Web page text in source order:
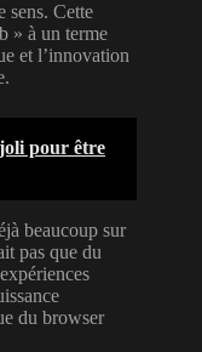
sens. Cette
» à un terme
et l’innovation
pour être
beaucoup sur
pas que du
du browser